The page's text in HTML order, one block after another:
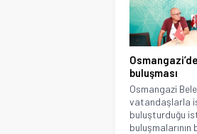
buluşması
Osmangazi
vatandaşlarla
buluşturduğu
buluşmalarının